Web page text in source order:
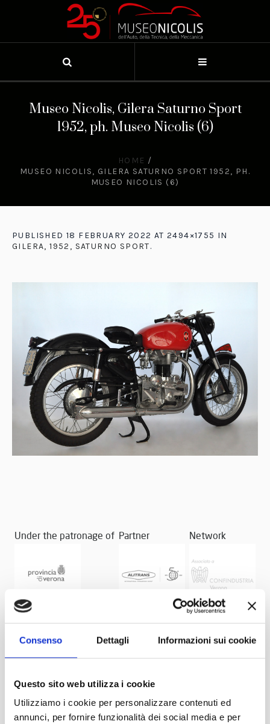
Consenso Dettagli Informazioni sui cookie
Questo sito web utilizza i cookie
Utilizziamo i cookie per personalizzare contenuti ed
annunci, per fornire funzionalità dei social media e per
Museo Nicolis, Gilera Saturno Sport
1952, ph. Museo Nicolis (6)
HOME /
MUSEO NICOLIS, GILERA SATURNO SPORT 1952, PH.
MUSEO NICOLIS (6)
PUBLISHED 18 FEBRUARY 2022 AT 2494×1755 IN
GILERA, 1952, SATURNO SPORT.
Under the patronage of Partner Network